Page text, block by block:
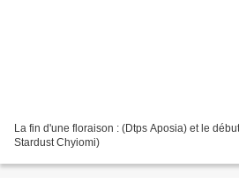
La fin d'une floraison : (Dtps Aposia) et le
Stardust Chyiomi)